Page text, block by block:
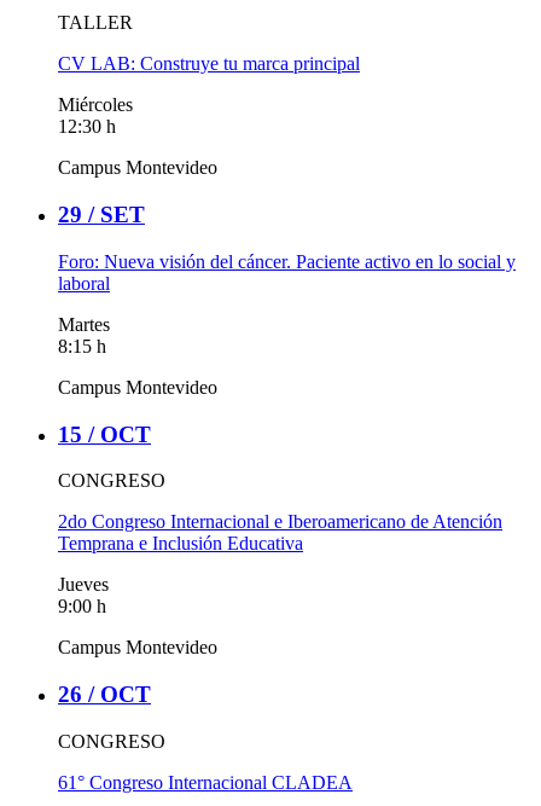
TALLER
CV LAB: Construye tu marca principal
Miércoles
12:30 h
Campus Montevideo
29 / SET
Foro: Nueva visión del cáncer. Paciente activo en lo social y
laboral
Martes
8:15 h
Campus Montevideo
15 / OCT
CONGRESO
2do Congreso Internacional e Iberoamericano de Atención
Temprana e Inclusión Educativa
Jueves
9:00 h
Campus Montevideo
26 / OCT
CONGRESO
61° Congreso Internacional CLADEA